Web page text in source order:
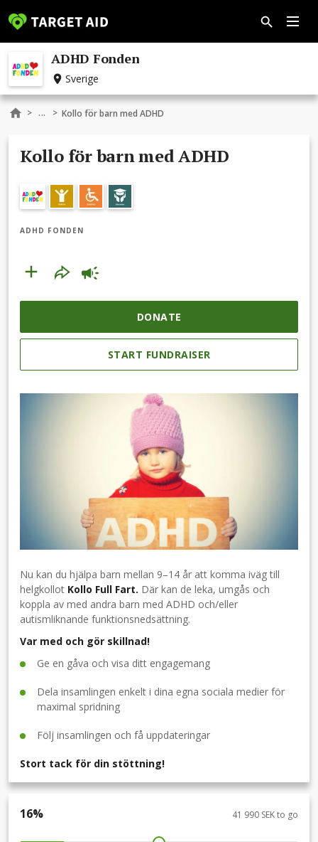
ADHD Fonden
Sverige
> ... > Kollo för barn med ADHD
Kollo för barn med ADHD
ADHD FONDEN
DONATE
START FUNDRAISER
Nu kan du hjälpa barn mellan 9–14 år att komma iväg till
helgkollot Kollo Full Fart. Där kan de leka, umgås och
koppla av med andra barn med ADHD och/eller
autismliknande funktionsnedsättning.
Var med och gör skillnad!
Ge en gåva och visa ditt engagemang
Dela insamlingen enkelt i dina egna sociala medier för
maximal spridning
Följ insamlingen och få uppdateringar
Stort tack för din stöttning!
16% 41 990 SEK to go